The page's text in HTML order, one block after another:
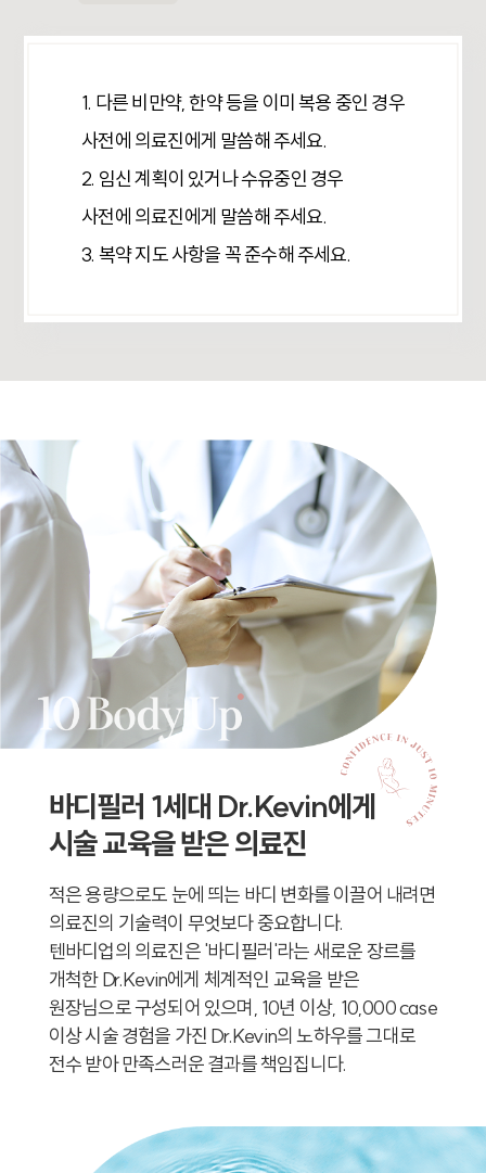
1. 다른 비만약, 한약 등을 이미 복용 중인 경우
사전에 의료진에게 말씀해 주세요.
2. 임신 계획이 있거나 수유중인 경우
사전에 의료진에게 말씀해 주세요.
3. 복약 지도 사항을 꼭 준수해 주세요.
바디필러 1세대 Dr.Kevin에게
시술 교육을 받은 의료진
적은 용량으로도 눈에 띄는 바디 변화를 이끌어 내려면
의료진의 기술력이 무엇보다 중요합니다.
텐바디업의 의료진은 '바디필러'라는 새로운 장르를
개척한 Dr.Kevin에게 체계적인 교육을 받은
원장님으로 구성되어 있으며, 10년 이상, 10,000 case
이상 시술 경험을 가진 Dr.Kevin의 노하우를 그대로
전수 받아 만족스러운 결과를 책임집니다.